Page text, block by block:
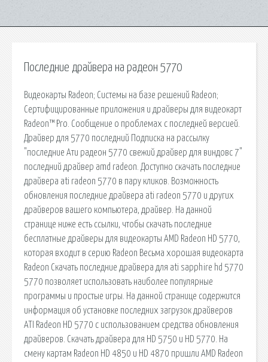
Последние драйвера на радеон 5770
Видеокарты Radeon; Системы на базе решений Radeon;
Сертифицированные приложения и драйверы для видеокарт
Radeon™ Pro. Сообщение о проблемах с последней версией.
Драйвер для 5770 последний Подписка на рассылку
"последние Ати радеон 5770 свежий драйвер для виндовс 7"
последний драйвер amd radeon. Доступно скачать последние
драйвера ati radeon 5770 в пару кликов. Возможность
обновления последние драйвера ati radeon 5770 и других
драйверов вашего компьютера, драйвер. На данной
странице ниже есть ссылки, чтобы скачать последние
бесплатные драйверы для видеокарты AMD Radeon HD 5770,
которая входит в серию Radeon Весьма хорошая видеокарта
Radeon Скачать последние драйвера для ati sapphire hd 5770
5770 позволяет использовать наиболее популярные
программы и простые игры. На данной странице содержится
информация об установке последних загрузок драйверов
ATI Radeon HD 5770 с использованием средства обновления
драйверов. Скачать драйвера для HD 5750 и HD 5770. На
смену картам Radeon HD 4850 и HD 4870 пришли AMD Radeon